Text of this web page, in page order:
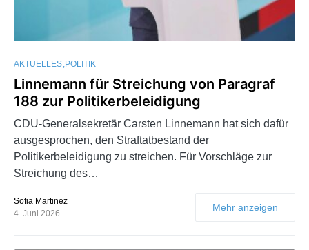
AKTUELLES POLITIK
Linnemann für Streichung von Paragraf
188 zur Politikerbeleidigung
CDU-Generalsekretär Carsten Linnemann hat sich dafür
ausgesprochen, den Straftatbestand der
Politikerbeleidigung zu streichen. Für Vorschläge zur
Streichung des…
Sofia Martinez
4. Juni 2026
Mehr anzeigen